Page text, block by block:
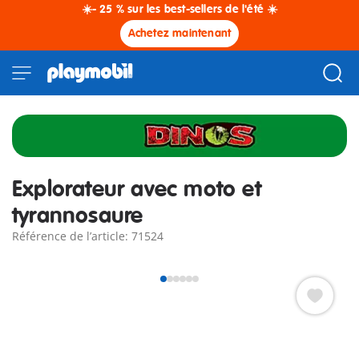
☀️- 25 % sur les best-sellers de l'été ☀️
Achetez maintenant
Explorateur avec moto et
tyrannosaure
Référence de l’article: 71524